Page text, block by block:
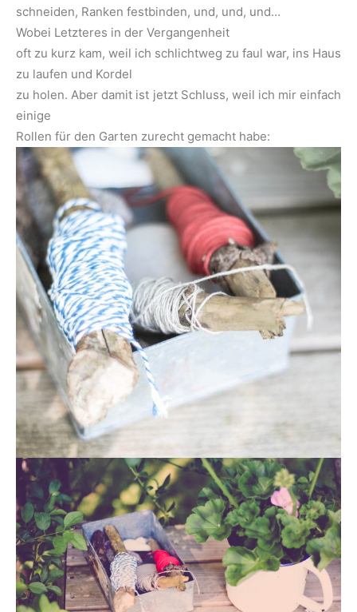
schneiden, Ranken festbinden, und, und, und…
Wobei Letzteres in der Vergangenheit
oft zu kurz kam, weil ich schlichtweg zu faul war, ins Haus
zu laufen und Kordel
zu holen. Aber damit ist jetzt Schluss, weil ich mir einfach
einige
Rollen für den Garten zurecht gemacht habe: